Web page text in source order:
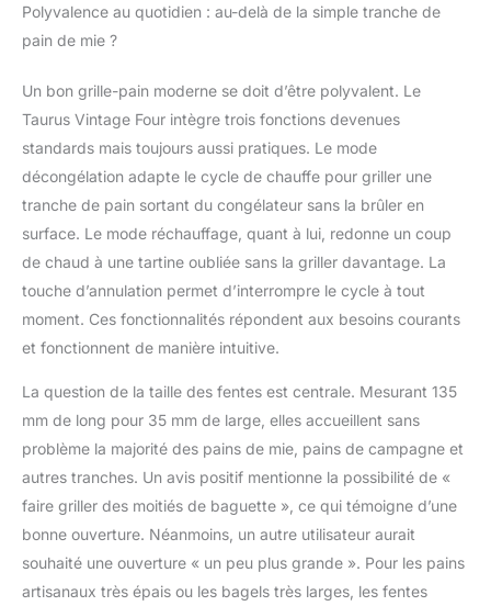
Polyvalence au quotidien : au-delà de la simple tranche de
pain de mie ?
Un bon grille-pain moderne se doit d’être polyvalent. Le
Taurus Vintage Four intègre trois fonctions devenues
standards mais toujours aussi pratiques. Le mode
décongélation adapte le cycle de chauffe pour griller une
tranche de pain sortant du congélateur sans la brûler en
surface. Le mode réchauffage, quant à lui, redonne un coup
de chaud à une tartine oubliée sans la griller davantage. La
touche d’annulation permet d’interrompre le cycle à tout
moment. Ces fonctionnalités répondent aux besoins courants
et fonctionnent de manière intuitive.
La question de la taille des fentes est centrale. Mesurant 135
mm de long pour 35 mm de large, elles accueillent sans
problème la majorité des pains de mie, pains de campagne et
autres tranches. Un avis positif mentionne la possibilité de «
faire griller des moitiés de baguette », ce qui témoigne d’une
bonne ouverture. Néanmoins, un autre utilisateur aurait
souhaité une ouverture « un peu plus grande ». Pour les pains
artisanaux très épais ou les bagels très larges, les fentes